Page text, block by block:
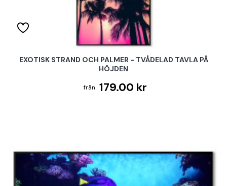
EXOTISK STRAND OCH PALMER - TVÅDELAD TAVLA PÅ
HÖJDEN
179.00 kr